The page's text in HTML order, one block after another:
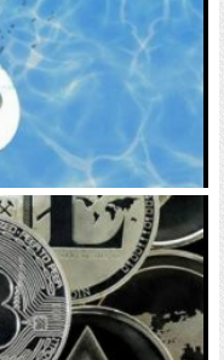
اتفاق تاریخی در